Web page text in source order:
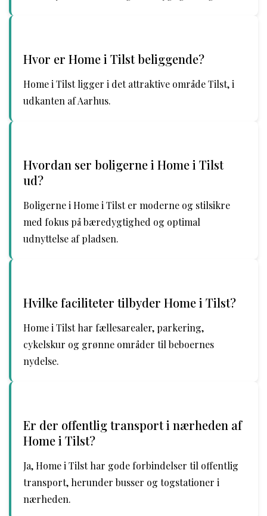
Hvor er Home i Tilst beliggende?
Home i Tilst ligger i det attraktive område Tilst, i
udkanten af Aarhus.
Hvordan ser boligerne i Home i Tilst
ud?
Boligerne i Home i Tilst er moderne og stilsikre
med fokus på bæredygtighed og optimal
udnyttelse af pladsen.
Hvilke faciliteter tilbyder Home i Tilst?
Home i Tilst har fællesarealer, parkering,
cykelskur og grønne områder til beboernes
nydelse.
Er der offentlig transport i nærheden af
Home i Tilst?
Ja, Home i Tilst har gode forbindelser til offentlig
transport, herunder busser og togstationer i
nærheden.